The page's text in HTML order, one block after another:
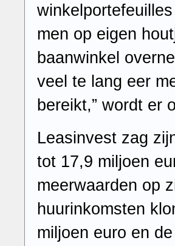
men op eigen
baanwinkel
veel te lang eer
bereikt,” wordt er
Leasinvest zag
tot 17,9 miljoen
meerwaarden op
huurinkomsten
miljoen euro en